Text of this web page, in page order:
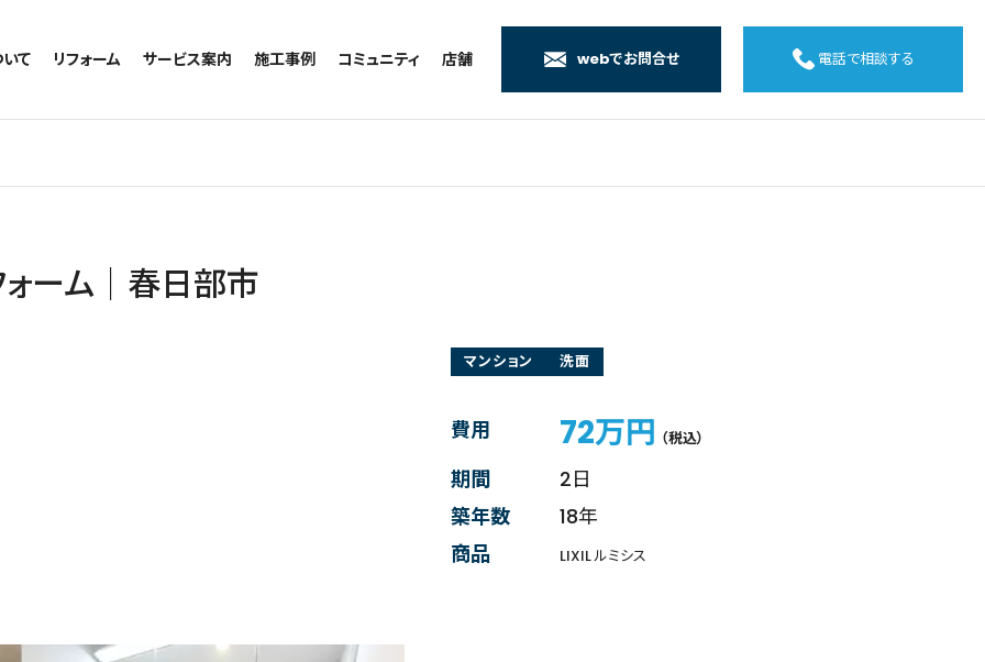
て リフォーム
お風呂のリフォーム
洗面台のリフォーム
内装のリフォーム
水回りのリフォーム
サービス案内
相談室・よくある質問
施工事例
トイレの施工事例
キッチンの施工事例
コミュニティ
アルブル通信
ブログ
店舗
墨田店
日本橋店
webでお問合せ 電話で相談する
ーム｜春日部市
マンション 洗面
費用 72万円 （税込）
期間
2日
築年数
18年
商品
LIXIL ルミシス